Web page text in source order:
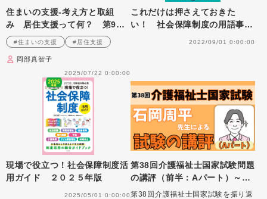
住まいの支援‐考え方と取組
み 居住支援って何？ 第9
回 住まい支援の実際
#住まいの支援 #居住支援
岡部真智子
2025/07/22 0:00:00
これだけは押さえておきた
い！ 社会保障制度の用語事
2022/09/01 0:00:00
現場で役立つ！社会保障制度活
用ガイド ２０２５年版
2025/05/01 0:00:00
第38回介護福祉士国家試験問題
の講評（前半：Aパート）～パ
ート合格がスタートしました
第38回介護福祉士国家試験を振り返